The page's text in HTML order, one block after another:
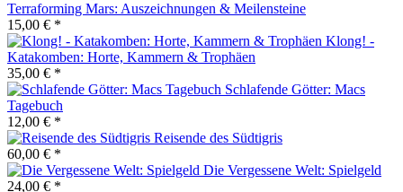
Terraforming Mars: Auszeichnungen & Meilensteine
15,00 € *
Klong! -
Katakomben: Horte, Kammern & Trophäen
35,00 € *
Schlafende Götter: Macs
Tagebuch
12,00 € *
Reisende des Südtigris
60,00 € *
Die Vergessene Welt: Spielgeld
24,00 € *